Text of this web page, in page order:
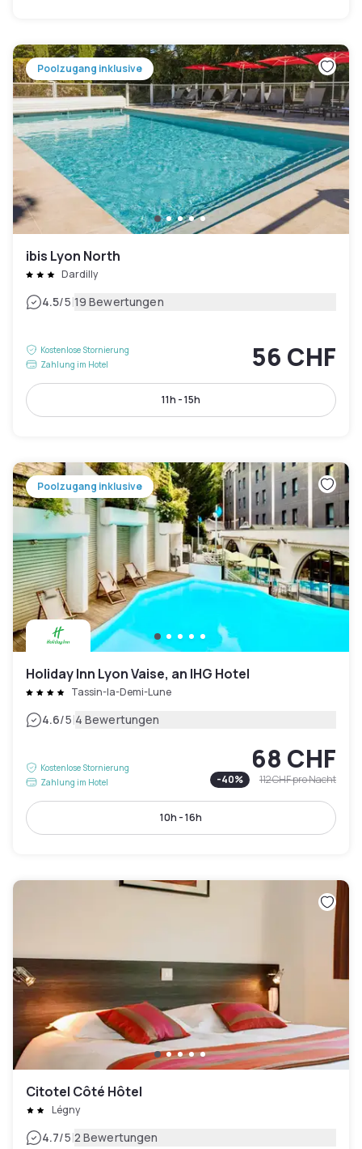
Poolzugang inklusive
ibis Lyon North
Dardilly
4.5/5|19 Bewertungen
Kostenlose Stornierung
Zahlung im Hotel
56 CHF
11h - 15h
Poolzugang inklusive
Holiday Inn Lyon Vaise, an IHG Hotel
Tassin-la-Demi-Lune
4.6/5|4 Bewertungen
Kostenlose Stornierung
Zahlung im Hotel
68 CHF
-40% 112 CHFpro Nacht
10h - 16h
Citotel Côté Hôtel
Légny
4.7/5|2 Bewertungen